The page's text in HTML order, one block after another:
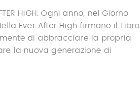
HIGH. Ogni anno, nel Giorno
Ever After High firmano il Libro
di abbracciare la propria
la nuova generazione di